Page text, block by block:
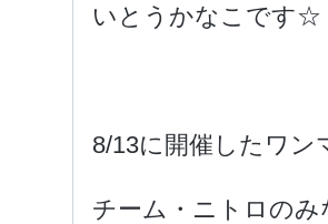
いとうかなこです☆
8/13に開催したワ
チーム・ニトロのみ